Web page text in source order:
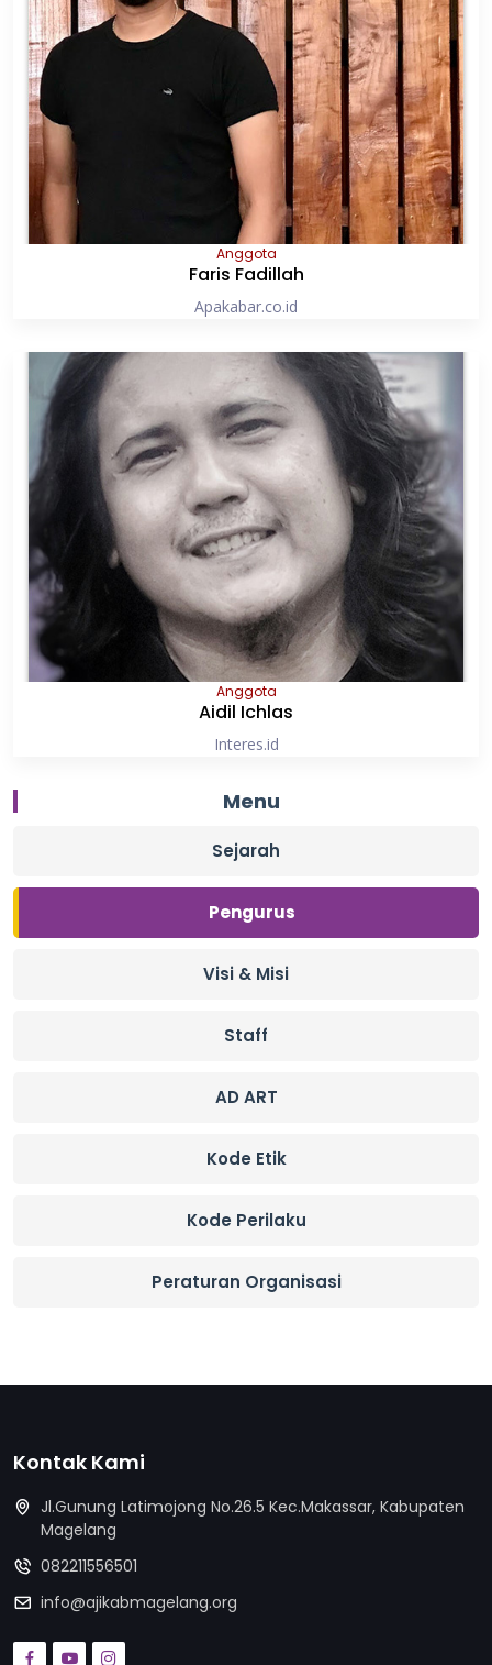
Anggota
Faris Fadillah
Apakabar.co.id
Anggota
Aidil Ichlas
Interes.id
Menu
Sejarah
Pengurus
Visi & Misi
Staff
AD ART
Kode Etik
Kode Perilaku
Peraturan Organisasi
Kontak Kami
Jl.Gunung Latimojong No.26.5 Kec.Makassar, Kabupaten
Magelang
082211556501
info@ajikabmagelang.org